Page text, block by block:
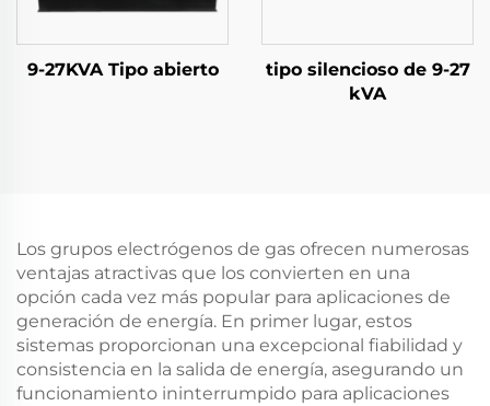
9-27KVA Tipo abierto
tipo silencioso de 9-27
kVA
Los grupos electrógenos de gas ofrecen numerosas
ventajas atractivas que los convierten en una
opción cada vez más popular para aplicaciones de
generación de energía. En primer lugar, estos
sistemas proporcionan una excepcional fiabilidad y
consistencia en la salida de energía, asegurando un
funcionamiento ininterrumpido para aplicaciones